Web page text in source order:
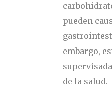
pueden
embargo,
de la salud.